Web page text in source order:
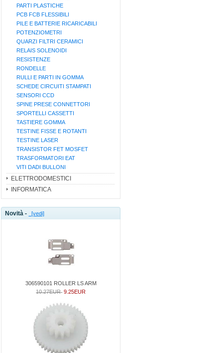
PARTI PLASTICHE
PCB FCB FLESSIBILI
PILE E BATTERIE RICARICABILI
POTENZIOMETRI
QUARZI FILTRI CERAMICI
RELAIS SOLENOIDI
RESISTENZE
RONDELLE
RULLI E PARTI IN GOMMA
SCHEDE CIRCUITI STAMPATI
SENSORI CCD
SPINE PRESE CONNETTORI
SPORTELLI CASSETTI
TASTIERE GOMMA
TESTINE FISSE E ROTANTI
TESTINE LASER
TRANSISTOR FET MOSFET
TRASFORMATORI EAT
VITI DADI BULLONI
ELETTRODOMESTICI
INFORMATICA
Novità - [vedi]
306590101 ROLLER LS ARM
10.27EUR 9.25EUR